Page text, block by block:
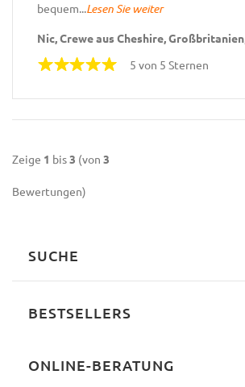
bequem...Lesen Sie weiter
Nic, Crewe aus Cheshire, Großbritanien
5 von 5 Sternen
Zeige 1 bis3 (von 3
Bewertungen)
SUCHE
BESTSELLERS
ONLINE-BERATUNG